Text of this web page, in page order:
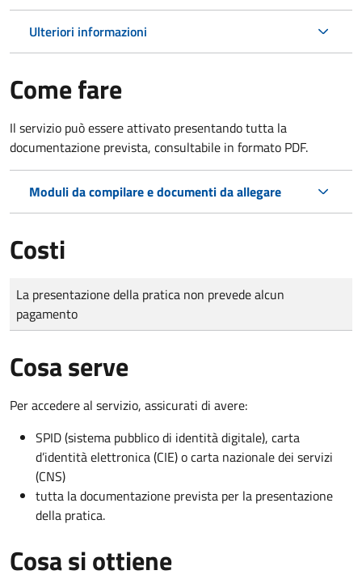
Ulteriori informazioni
Come fare
Il servizio può essere attivato presentando tutta la
documentazione prevista, consultabile in formato PDF.
Moduli da compilare e documenti da allegare
Costi
Tipo di pagamento
Importo
La presentazione della pratica non prevede alcun
pagamento
Cosa serve
Per accedere al servizio, assicurati di avere:
SPID (sistema pubblico di identità digitale), carta
d’identità elettronica (CIE) o carta nazionale dei servizi
(CNS)
tutta la documentazione prevista per la presentazione
della pratica.
Cosa si ottiene